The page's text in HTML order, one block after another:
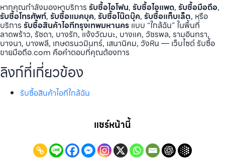
หากคุณกำลังมองหาบริการ รับซื้อไอโฟน, รับซื้อไอแพด, รับซื้อมือถือ,
รับซื้อโทรศัพท์, รับซื้อแมคบุค, รับซื้อโน๊ตบุ๊ค, รับซื้อแท็บเล็ต, หรือ
บริการ รับซื้อสินค้าไอทีกรุงเทพมหานคร แบบ “ใกล้ฉัน” ในพื้นที่
ลาดพร้าว, รัชดา, บางรัก, แจ้งวัฒนะ, บางแค, วัชรพล, รามอินทรา,
บางนา, บางพลี, เกษตรนวมินทร์, เสนานิคม, วังหิน — เว็บไซต์ รับซื้อ
ขายมือถือ.com คือคำตอบที่คุณต้องการ
ลิงก์ที่เกี่ยวข้อง
รับซื้อสินค้าไอทีใกล้ฉัน
แชร์หน้านี้